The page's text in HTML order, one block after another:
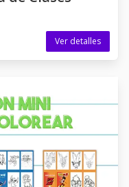
Ver detalles